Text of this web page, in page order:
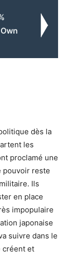
dès la
les
proclamé une
pouvoir reste
Ils
en place
impopulaire
japonaise
suivre dans le
créent et